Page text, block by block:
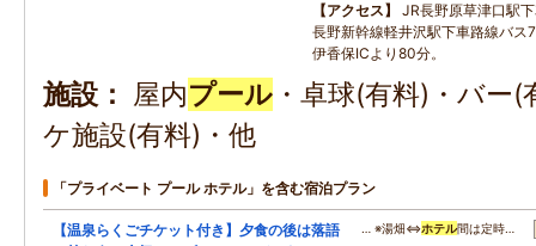
アクセス
JR長野原草津口駅
長野新幹線軽井沢駅下車路線バス
伊香保ICより80分。
施設 屋内プール ・卓球(有料)・バー
ケ施設(有料)・他
「プライベート プール ホテル」を含む宿泊プラン
【温泉らくごチケット付き】夕食の後は落語
… ※湯畑⇔ホテル間は定時…